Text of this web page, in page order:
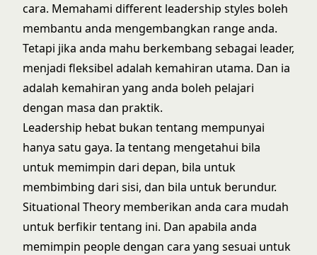
cara. Memahami different leadership styles boleh
membantu anda mengembangkan range anda.
Tetapi jika anda mahu berkembang sebagai leader,
menjadi fleksibel adalah kemahiran utama. Dan ia
adalah kemahiran yang anda boleh pelajari
dengan masa dan praktik.
Leadership hebat bukan tentang mempunyai
hanya satu gaya. Ia tentang mengetahui bila
untuk memimpin dari depan, bila untuk
membimbing dari sisi, dan bila untuk berundur.
Situational Theory memberikan anda cara mudah
untuk berfikir tentang ini. Dan apabila anda
memimpin people dengan cara yang sesuai untuk